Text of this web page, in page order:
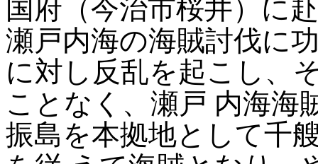
国府（今治市桜井）に
瀬戸内海の海賊討伐に
に対し反乱を起こし、
ことなく、瀬戸 内海海
振島を本拠地として千